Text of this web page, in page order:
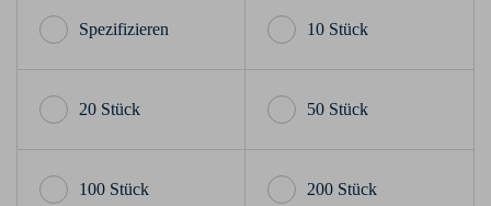
10 Stück
20 Stück 50 Stück
100 Stück 200 Stück